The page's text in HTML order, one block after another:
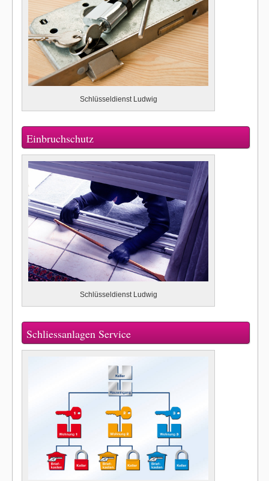
Schlüsseldienst Ludwig
Einbruchschutz
Schlüsseldienst Ludwig
Schliessanlagen Service